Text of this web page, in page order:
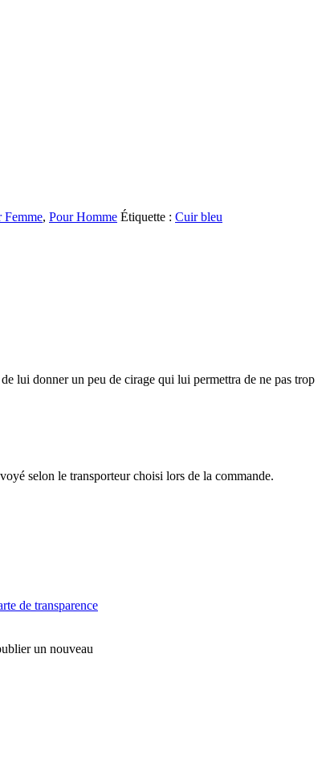
Femme, Pour Homme Étiquette : Cuir bleu
lui donner un peu de cirage qui lui permettra de ne pas trop
selon le transporteur choisi lors de la commande.
de transparence
un nouveau